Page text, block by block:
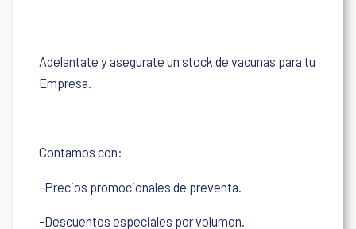
Adelantate y asegurate un stock de vacunas para tu
Empresa.
Contamos con:
-Precios promocionales de preventa.
-Descuentos especiales por volumen.